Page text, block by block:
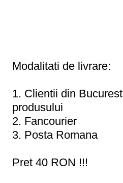
Modalitati de livrare:
1. Clientii din
produsului
2. Fancourier
3. Posta Romana
Pret 40 RON !!!